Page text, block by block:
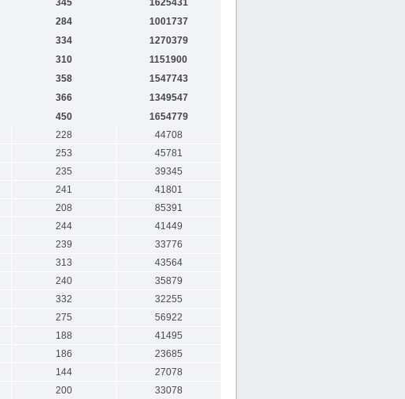
345
1625431
284
1001737
334
1270379
310
1151900
358
1547743
366
1349547
450
1654779
228
44708
253
45781
235
39345
241
41801
208
85391
244
41449
239
33776
313
43564
240
35879
332
32255
275
56922
188
41495
186
23685
144
27078
200 33078